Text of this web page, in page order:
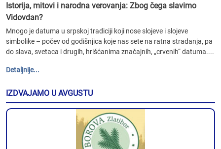
Istorija, mitovi i narodna verovanja: Zbog čega slavimo
Vidovdan?
Mnogo je datuma u srpskoj tradiciji koji nose slojeve i slojeve
simbolike – počev od godišnjica koje nas sete na ratna stradanja, pa
do slava, svetaca i drugih, hrišćanima značajnih, „crvenih“ datuma....
Detaljnije...
IZDVAJAMO U AVGUSTU